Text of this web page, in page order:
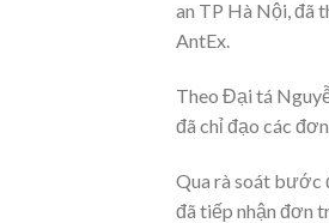
an TP Hà Nội, đã
AntEx.
Theo Đại tá
đã chỉ đạo các
Qua rà soát bước
đã tiếp nhận đơn